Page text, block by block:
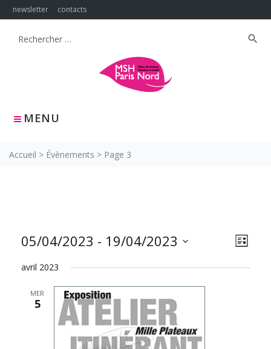
Skip
to
newsletter contacts
MENU
Search
search
Accueil > Évènements > Page 3
PAR
de
vues
LISTE
05/04/2023 - 19/04/2023
une
avril 2023
MER
5